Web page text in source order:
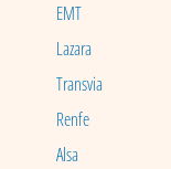
EMT
Lazara
Transvia
Renfe
Alsa